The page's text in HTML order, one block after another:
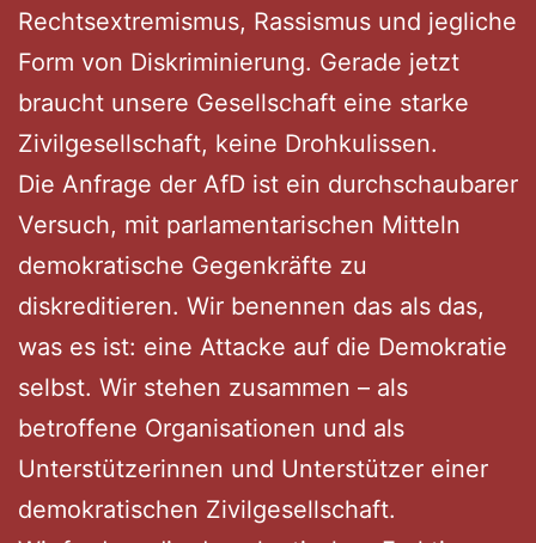
Rechtsextremismus, Rassismus und jegliche
Form von Diskriminierung. Gerade jetzt
braucht unsere Gesellschaft eine starke
Zivilgesellschaft, keine Drohkulissen.
Die Anfrage der AfD ist ein durchschaubarer
Versuch, mit parlamentarischen Mitteln
demokratische Gegenkräfte zu
diskreditieren. Wir benennen das als das,
was es ist: eine Attacke auf die Demokratie
selbst. Wir stehen zusammen – als
betroffene Organisationen und als
Unterstützerinnen und Unterstützer einer
demokratischen Zivilgesellschaft.